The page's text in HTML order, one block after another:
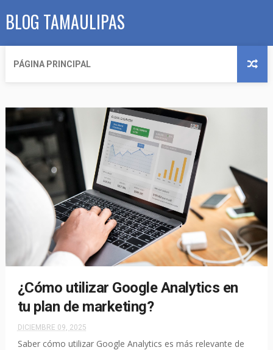
BLOG TAMAULIPAS
PÁGINA PRINCIPAL
¿Cómo utilizar Google Analytics en
tu plan de marketing?
DICIEMBRE 09, 2025
Saber cómo utilizar Google Analytics es más relevante de